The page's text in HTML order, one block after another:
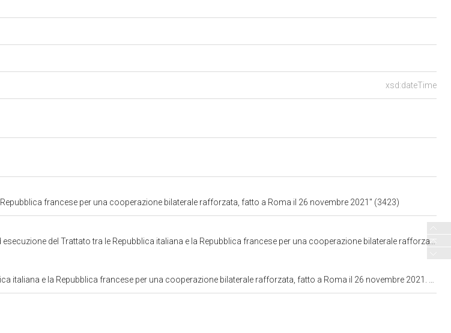
xsd:dateTime
francese per una cooperazione bilaterale rafforzata, fatto a Roma il 26 novembre 2021" (3423)
tra le Repubblica italiana e la Repubblica francese per una cooperazione bilaterale rafforzata, fatto a Roma il 26 novembre 2021. C. 3423
e la Repubblica francese per una cooperazione bilaterale rafforzata, fatto a Roma il 26 novembre 2021. C. 3423